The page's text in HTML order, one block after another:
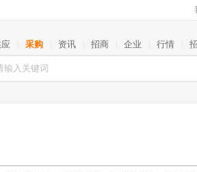
采购 资讯 招商 企业 行情